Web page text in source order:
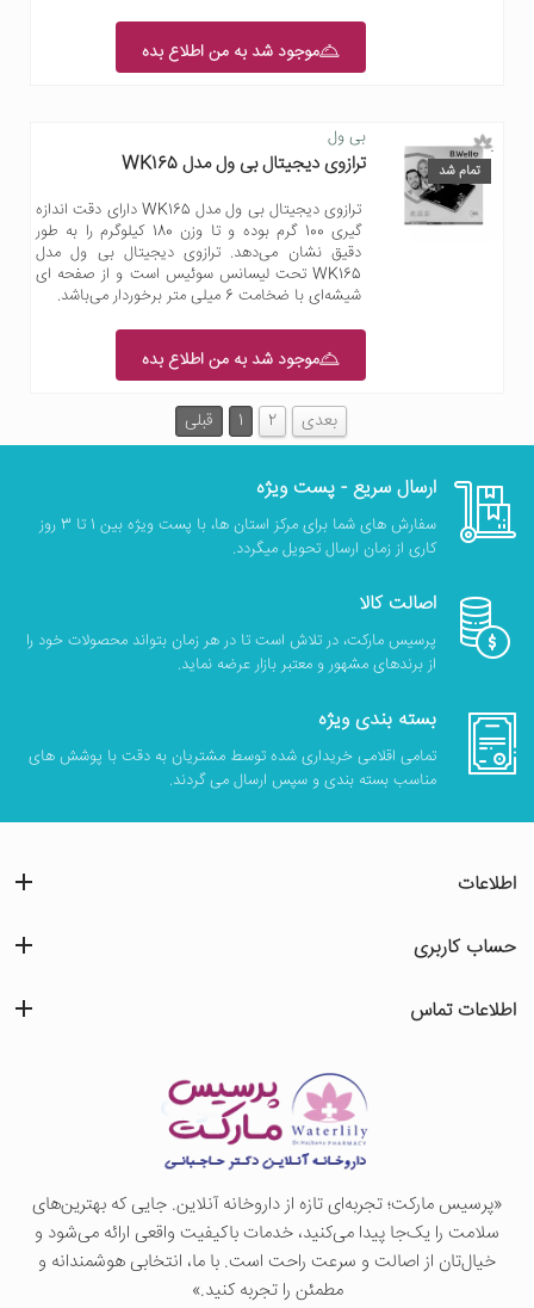
موجود شد به من اطلاع بده
تمام شد
بی ول
ترازوی دیجیتال بی ول مدل WK165
ترازوی دیجیتال بی ول مدل WK165 دارای دقت اندازه
گیری 100 گرم بوده و تا وزن 180 کیلوگرم را به طور
دقیق نشان می‌دهد. ترازوی دیجیتال بی ول مدل
WK165 تحت لیسانس سوئیس است و از صفحه ای
شیشه‌ای با ضخامت 6 میلی متر برخوردار می‌باشد.
موجود شد به من اطلاع بده
قبلی 1 2 بعدی
ارسال سریع - پست ویژه
سفارش های شما برای مرکز استان ها، با پست ویژه بین 1 تا 3 روز
کاری از زمان ارسال تحویل میگردد.
اصالت کالا
پرسیس مارکت، در تلاش است تا در هر زمان بتواند محصولات خود را
از برندهای مشهور و معتبر بازار عرضه نماید.
بسته بندی ویژه
تمامی اقلامی خریداری شده توسط مشتریان به دقت با پوشش های
مناسب بسته بندی و سپس ارسال می گردند.
«پرسيس ماركت؛ تجربه‌ای تازه از داروخانه آنلاین. جایی که بهترین‌های
سلامت را یک‌جا پیدا می‌کنید، خدمات باکیفیت واقعی ارائه می‌شود و
خیال‌تان از اصالت و سرعت راحت است. با ما، انتخابی هوشمندانه و
مطمئن را تجربه کنید.»
اطلاعات
حساب کاربری
اطلاعات تماس